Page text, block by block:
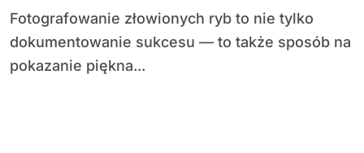
Fotografowanie złowionych ryb to nie tylko
dokumentowanie sukcesu — to także sposób na
pokazanie piękna...